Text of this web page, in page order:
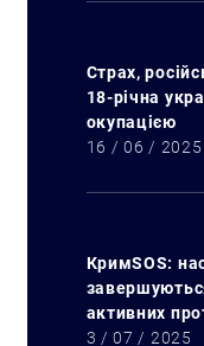
Страх,
18-річна
окупацією
16 / 06 / 2025
КримSOS:
активних
3 / 07 / 2025